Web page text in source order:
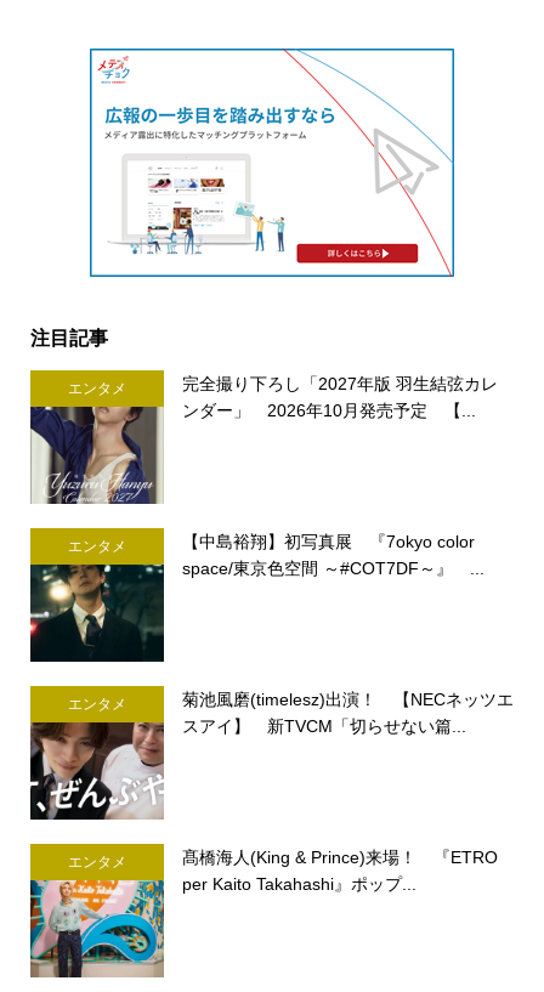
注目記事
エンタメ
完全撮り下ろし「2027年版 羽生結弦カレ
ンダー」 2026年10月発売予定 【...
エンタメ
【中島裕翔】初写真展 『7okyo color
space/東京色空間 ～#COT7DF～』 ...
エンタメ
菊池風磨(timelesz)出演！ 【NECネッツエ
スアイ】 新TVCM「切らせない篇...
エンタメ
髙橋海人(King & Prince)来場！ 『ETRO
per Kaito Takahashi』ポップ...